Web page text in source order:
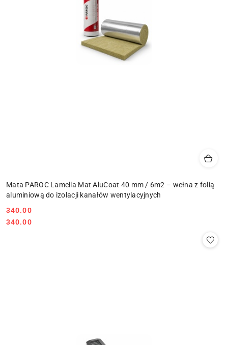
Mata PAROC Lamella Mat AluCoat 40 mm / 6m2 – wełna z folią
aluminiową do izolacji kanałów wentylacyjnych
Cena:
340.00
Cena:
340.00